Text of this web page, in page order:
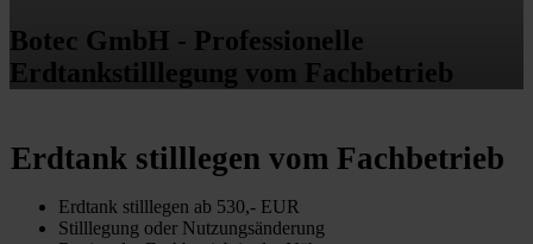
Botec GmbH - Professionelle
Erdtankstilllegung vom Fachbetrieb
Erdtank stilllegen vom Fachbetrieb
Erdtank stilllegen ab 530,- EUR
Stilllegung oder Nutzungsänderung